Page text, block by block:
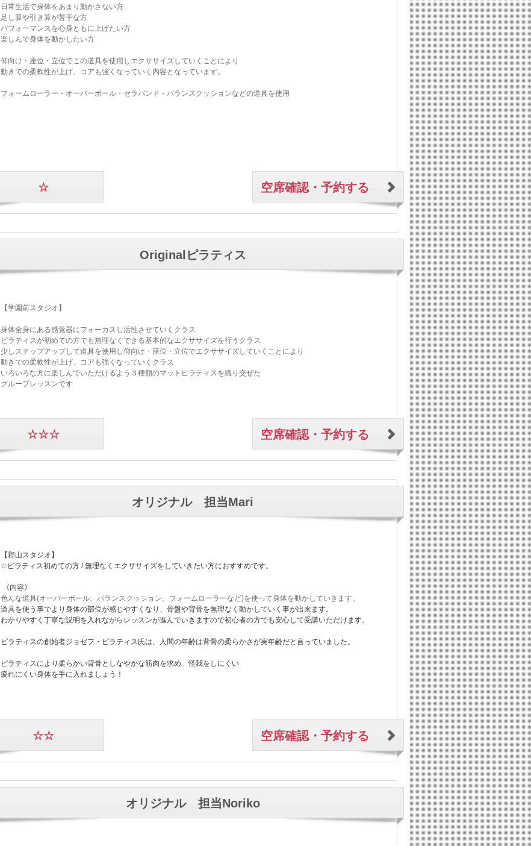
日常生活で身体をあまり動かさない方
​足し算や引き算が苦手な方
パフォーマンスを心身ともに上げたい方
楽しんで身体を動​かしたい方
仰向け・座位・立位でこの道具を使用しエクササイズしていくことにより
動きでの柔軟性が上げ、コアも強くなっていく内容となっています。
フォームローラー・オーバーボール・セラバンド・バランスクッションなどの道具を使用
☆ 空席確認・予約する
Originalピラティス
【学園前スタジオ】
身体全身にある感覚器にフォーカスし活性させていくクラス
ピラティスが初めての方でも無理なくできる基本的なエクササイズを行うクラス
少しステップアップして道具を使用し仰向け・座位・立位でエクササイズしていくことにより
動きでの柔軟性が上げ、コアも強くなっていくクラス
いろいろな方に楽しんでいただけるよう３種類のマットピラティスを織り交ぜた
グループレッスンです
☆☆☆ 空席確認・予約する
オリジナル 担当Mari
【郡山スタジオ】
☆ピラティス初めての方 / 無理なくエクササイズをしていきたい方におすすめです。
《内容》
色んな道具(オーバーボール、バランスクッション、フォームローラーなど)を使って身体を動かしていきます。
道具を使う事でより身体の部位が感じやすくなり、骨盤や背骨を無理なく動かしていく事が出来ます。
わかりやすく丁寧な説明を入れながらレッスンが進んでいきますので初心者の方でも安心して受講いただけます。
ピラティスの創始者ジョゼフ・ピラティス氏は、人間の年齢は背骨の柔らかさが実年齢だと言っていました。
ピラティスにより柔らかい背骨としなやかな筋肉を求め、怪我をしにくい
疲れにくい身体を手に入れましょう！
☆☆ 空席確認・予約する
オリジナル 担当Noriko